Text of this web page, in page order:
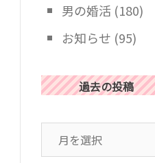
男の婚活 (180)
お知らせ (95)
過去の投稿
ー